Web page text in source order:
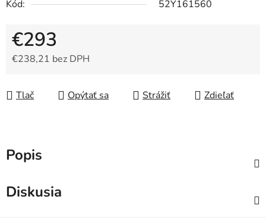
Kód:
52Y161560
€293
€238,21 bez DPH
Tlač
Opýtať sa Strážiť Zdieľať
Popis
Diskusia